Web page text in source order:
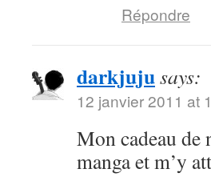
Répondre
darkjujusays:
12 janvier 2011 at
Mon cadeau de
manga et m’y